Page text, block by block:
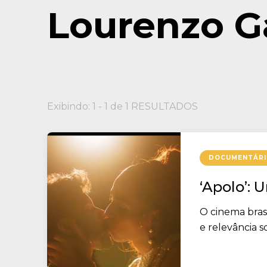
Lourenzo
Exibindo: 1 - 1 de 1 RESULTADOS
‘Apolo’:
O cinema
e relevância